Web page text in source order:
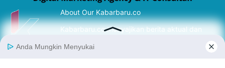
About Our Kabarbaru.co
Kabarbaru.co menyajikan berita aktual dan
serta terverifikasi dari sumber yang tepat.